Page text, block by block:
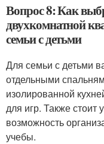
Вопрос 8: Как
двухкомнатной
семьи с детьми
Для семьи с детьми
отдельными
изолированной
для игр. Также стоит
возможность
учебы.